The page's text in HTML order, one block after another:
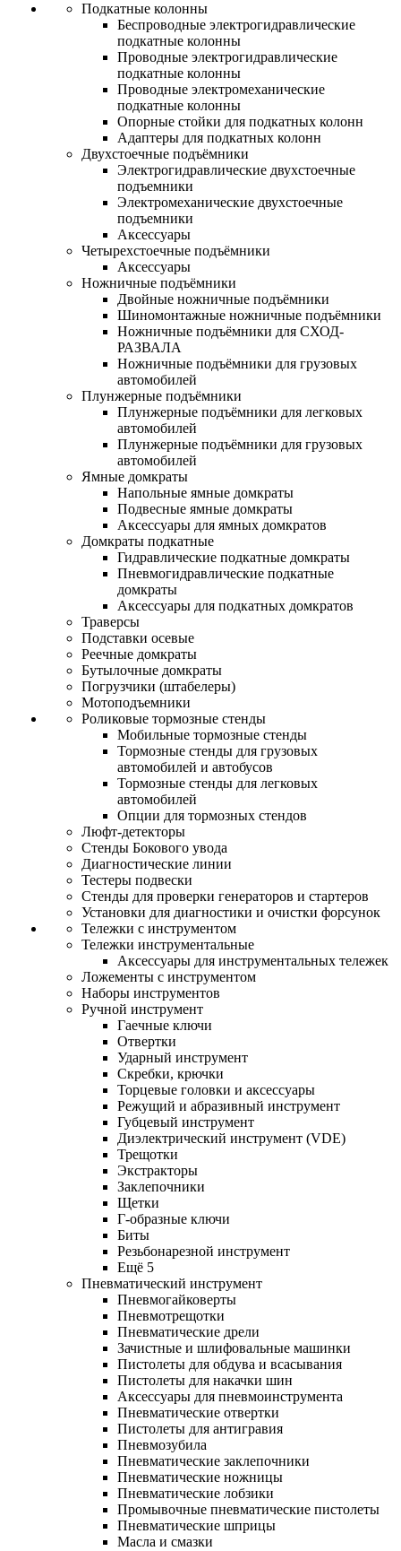
Подкатные колонны
Беспроводные электрогидравлические
подкатные колонны
Проводные электрогидравлические
подкатные колонны
Проводные электромеханические
подкатные колонны
Опорные стойки для подкатных колонн
Адаптеры для подкатных колонн
Двухстоечные подъёмники
Электрогидравлические двухстоечные
подъемники
Электромеханические двухстоечные
подъемники
Аксессуары
Четырехстоечные подъёмники
Аксессуары
Ножничные подъёмники
Двойные ножничные подъёмники
Шиномонтажные ножничные подъёмники
Ножничные подъёмники для СХОД-
РАЗВАЛА
Ножничные подъёмники для грузовых
автомобилей
Плунжерные подъёмники
Плунжерные подъёмники для легковых
автомобилей
Плунжерные подъёмники для грузовых
автомобилей
Ямные домкраты
Напольные ямные домкраты
Подвесные ямные домкраты
Аксессуары для ямных домкратов
Домкраты подкатные
Гидравлические подкатные домкраты
Пневмогидравлические подкатные
домкраты
Аксессуары для подкатных домкратов
Траверсы
Подставки осевые
Реечные домкраты
Бутылочные домкраты
Погрузчики (штабелеры)
Мотоподъемники
Роликовые тормозные стенды
Мобильные тормозные стенды
Тормозные стенды для грузовых
автомобилей и автобусов
Тормозные стенды для легковых
автомобилей
Опции для тормозных стендов
Люфт-детекторы
Стенды Бокового увода
Диагностические линии
Тестеры подвески
Стенды для проверки генераторов и стартеров
Установки для диагностики и очистки форсунок
Тележки с инструментом
Тележки инструментальные
Аксессуары для инструментальных тележек
Ложементы с инструментом
Наборы инструментов
Ручной инструмент
Гаечные ключи
Отвертки
Ударный инструмент
Скребки, крючки
Торцевые головки и аксессуары
Режущий и абразивный инструмент
Губцевый инструмент
Диэлектрический инструмент (VDE)
Трещотки
Экстракторы
Заклепочники
Щетки
Г-образные ключи
Биты
Резьбонарезной инструмент
Ещё 5
Пневматический инструмент
Пневмогайковерты
Пневмотрещотки
Пневматические дрели
Зачистные и шлифовальные машинки
Пистолеты для обдува и всасывания
Пистолеты для накачки шин
Аксессуары для пневмоинструмента
Пневматические отвертки
Пистолеты для антигравия
Пневмозубила
Пневматические заклепочники
Пневматические ножницы
Пневматические лобзики
Промывочные пневматические пистолеты
Пневматические шприцы
Масла и смазки